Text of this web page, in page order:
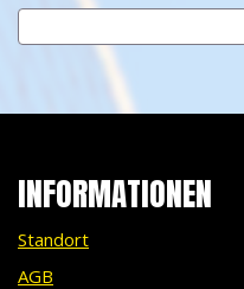
INFORMATIONEN
Standort
AGB